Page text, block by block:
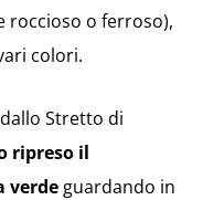
roccioso o ferroso),
colori.
Stretto di
ripreso il
verde guardando in